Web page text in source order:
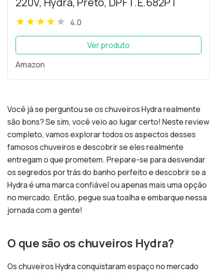
4.0
Ver produto
Amazon
Você já se perguntou se os chuveiros Hydra realmente
são bons? Se sim, você veio ao lugar certo! Neste review
completo, vamos explorar todos os aspectos desses
famosos chuveiros e descobrir se eles realmente
entregam o que prometem. Prepare-se para desvendar
os segredos por trás do banho perfeito e descobrir se a
Hydra é uma marca confiável ou apenas mais uma opção
no mercado. Então, pegue sua toalha e embarque nessa
jornada com a gente!
O que são os chuveiros Hydra?
Os chuveiros Hydra conquistaram espaço no mercado